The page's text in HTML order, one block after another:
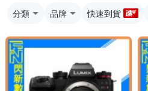
分類 品牌 快速到貨